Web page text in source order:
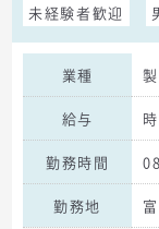
未経験者歓迎
業種
給与
勤務時間
勤務地